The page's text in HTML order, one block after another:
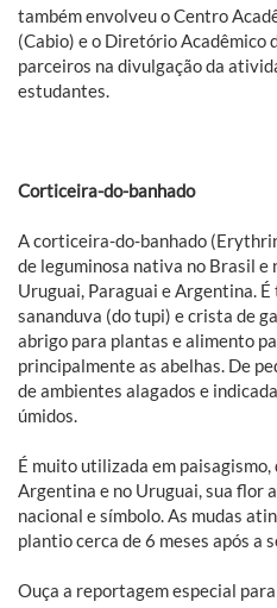
também envolveu o Centro
(Cabio) e o Diretório Acadêmico
parceiros na divulgação da
estudantes.
Corticeira-do-banhado
A corticeira-do-banhado
de leguminosa nativa no Brasil e
Uruguai, Paraguai e Argentina.
sananduva (do tupi) e crista de
abrigo para plantas e alimento
principalmente as abelhas. De
de ambientes alagados e
úmidos.
É muito utilizada em
Argentina e no Uruguai, sua flor
nacional e símbolo. As mudas
plantio cerca de 6 meses após a
Ouça a reportagem especial